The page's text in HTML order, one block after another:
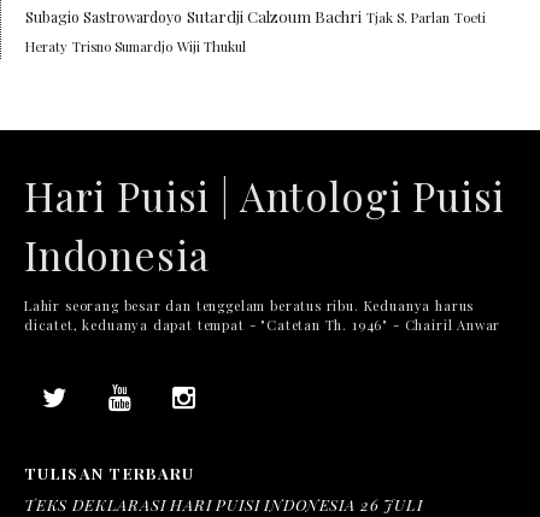
Subagio Sastrowardoyo Sutardji Calzoum Bachri Tjak S. Parlan Toeti
Heraty Trisno Sumardjo Wiji Thukul
Hari Puisi | Antologi Puisi
Indonesia
Lahir seorang besar dan tenggelam beratus ribu. Keduanya harus
dicatet, keduanya dapat tempat - "Catetan Th. 1946" - Chairil Anwar
TULISAN TERBARU
TEKS DEKLARASI HARI PUISI INDONESIA 26 JULI